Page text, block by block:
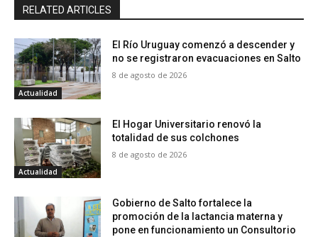
RELATED ARTICLES
Actualidad
El Río Uruguay comenzó a descender y
no se registraron evacuaciones en Salto
8 de agosto de 2026
Actualidad
El Hogar Universitario renovó la
totalidad de sus colchones
8 de agosto de 2026
Gobierno de Salto fortalece la
promoción de la lactancia materna y
pone en funcionamiento un Consultorio